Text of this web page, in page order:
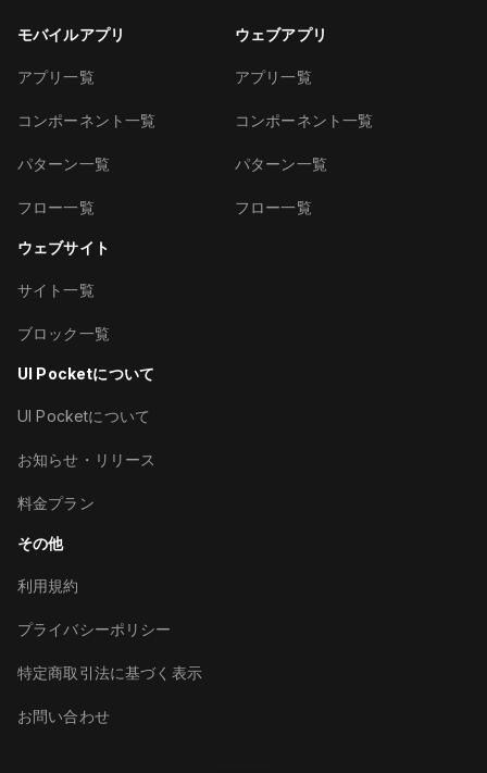
モバイルアプリ
アプリ一覧
コンポーネント一覧
パターン一覧
フロー一覧
ウェブアプリ
アプリ一覧
コンポーネント一覧
パターン一覧
フロー一覧
ウェブサイト
サイト一覧
ブロック一覧
UI Pocketについて
UI Pocketについて
お知らせ・リリース
料金プラン
その他
利用規約
プライバシーポリシー
特定商取引法に基づく表示
お問い合わせ